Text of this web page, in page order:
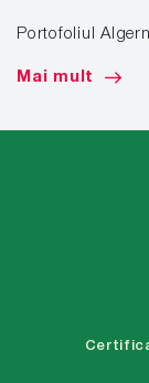
Portofoliul
Mai mult